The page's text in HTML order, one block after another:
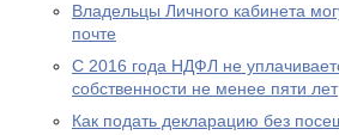
Владельцы Личного кабинета
почте
С 2016 года НДФЛ не
собственности не менее пяти лет
Как подать декларацию без